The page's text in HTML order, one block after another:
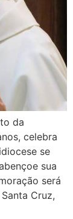
da
celebra
se
sua
será
Cruz,